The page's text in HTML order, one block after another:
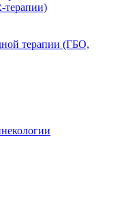
терапии)
терапии (ГБО,